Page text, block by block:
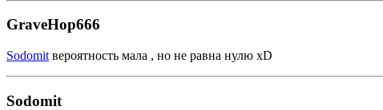
GraveHop666
Sodomit вероятность мала , но не равна нулю xD
Sodomit